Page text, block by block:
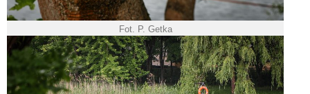
Fot. P. Getka